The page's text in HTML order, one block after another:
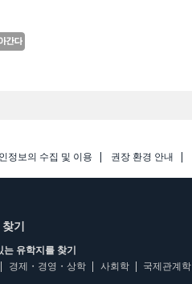
정보의 수집 및 이용 권장 환경 안내
기
유학지를 찾기
경제・경영・상학
사회학 국제관계학